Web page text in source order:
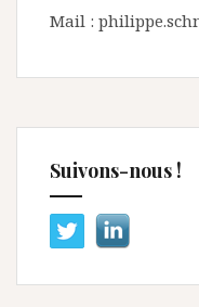
Mail :
Suivons-nous !